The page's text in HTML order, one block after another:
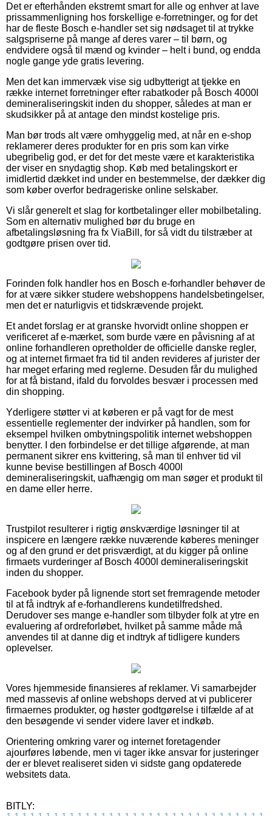
Det er efterhånden ekstremt smart for alle og enhver at lave
prissammenligning hos forskellige e-forretninger, og for det
har de fleste Bosch e-handler set sig nødsaget til at trykke
salgspriserne på mange af deres varer – til børn, og
endvidere også til mænd og kvinder – helt i bund, og endda
nogle gange yde gratis levering.
Men det kan immervæk vise sig udbytterigt at tjekke en
række internet forretninger efter rabatkoder på Bosch 4000l
demineraliseringskit inden du shopper, således at man er
skudsikker på at antage den mindst kostelige pris.
Man bør trods alt være omhyggelig med, at når en e-shop
reklamerer deres produkter for en pris som kan virke
ubegribelig god, er det for det meste være et karakteristika
der viser en snydagtig shop. Køb med betalingskort er
imidlertid dækket ind under en bestemmelse, der dækker dig
som køber overfor bedrageriske online selskaber.
Vi slår generelt et slag for kortbetalinger eller mobilbetaling.
Som en alternativ mulighed bør du bruge en
afbetalingsløsning fra fx ViaBill, for så vidt du tilstræber at
godtgøre prisen over tid.
Forinden folk handler hos en Bosch e-forhandler behøver de
for at være sikker studere webshoppens handelsbetingelser,
men det er naturligvis et tidskrævende projekt.
Et andet forslag er at granske hvorvidt online shoppen er
verificeret af e-mærket, som burde være en påvisning af at
online forhandleren opretholder de officielle danske regler,
og at internet firmaet fra tid til anden revideres af jurister der
har meget erfaring med reglerne. Desuden får du mulighed
for at få bistand, ifald du forvoldes besvær i processen med
din shopping.
Yderligere støtter vi at køberen er på vagt for de mest
essentielle reglementer der indvirker på handlen, som for
eksempel hvilken ombytningspolitik internet webshoppen
benytter. I den forbindelse er det tillige afgørende, at man
permanent sikrer ens kvittering, så man til enhver tid vil
kunne bevise bestillingen af Bosch 4000l
demineraliseringskit, uafhængig om man søger et produkt til
en dame eller herre.
Trustpilot resulterer i rigtig ønskværdige løsninger til at
inspicere en længere række nuværende køberes meninger
og af den grund er det prisværdigt, at du kigger på online
firmaets vurderinger af Bosch 4000l demineraliseringskit
inden du shopper.
Facebook byder på lignende stort set fremragende metoder
til at få indtryk af e-forhandlerens kundetilfredshed.
Derudover ses mange e-handler som tilbyder folk at ytre en
evaluering af ordreforløbet, hvilket på samme måde må
anvendes til at danne dig et indtryk af tidligere kunders
oplevelser.
Vores hjemmeside finansieres af reklamer. Vi samarbejder
med massevis af online webshops derved at vi publicerer
firmaernes produkter, og høster godtgørelse i tilfælde af at
den besøgende vi sender videre laver et indkøb.
Orientering omkring varer og internet foretagender
ajourføres løbende, men vi tager ikke ansvar for justeringer
der er blevet realiseret siden vi sidste gang opdaterede
websitets data.
BITLY: